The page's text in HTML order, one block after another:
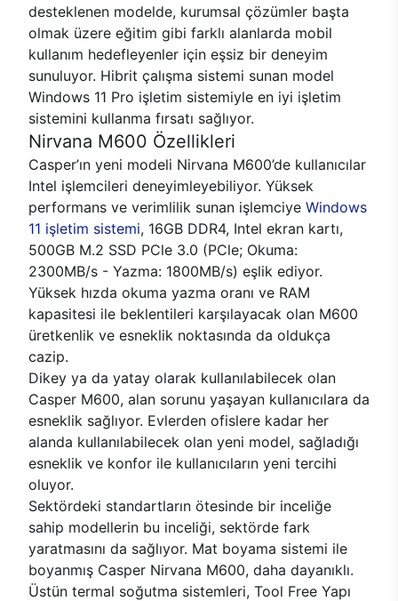
desteklenen modelde, kurumsal çözümler başta
olmak üzere eğitim gibi farklı alanlarda mobil
kullanım hedefleyenler için eşsiz bir deneyim
sunuluyor. Hibrit çalışma sistemi sunan model
Windows 11 Pro işletim sistemiyle en iyi işletim
sistemini kullanma fırsatı sağlıyor.
Nirvana M600 Özellikleri
Casper’ın yeni modeli Nirvana M600’de kullanıcılar
Intel işlemcileri deneyimleyebiliyor. Yüksek
performans ve verimlilik sunan işlemciye Windows
11 işletim sistemi, 16GB DDR4, Intel ekran kartı,
500GB M.2 SSD PCle 3.0 (PCle; Okuma:
2300MB/s - Yazma: 1800MB/s) eşlik ediyor.
Yüksek hızda okuma yazma oranı ve RAM
kapasitesi ile beklentileri karşılayacak olan M600
üretkenlik ve esneklik noktasında da oldukça
cazip.
Dikey ya da yatay olarak kullanılabilecek olan
Casper M600, alan sorunu yaşayan kullanıcılara da
esneklik sağlıyor. Evlerden ofislere kadar her
alanda kullanılabilecek olan yeni model, sağladığı
esneklik ve konfor ile kullanıcıların yeni tercihi
oluyor.
Sektördeki standartların ötesinde bir inceliğe
sahip modellerin bu inceliği, sektörde fark
yaratmasını da sağlıyor. Mat boyama sistemi ile
boyanmış Casper Nirvana M600, daha dayanıklı.
Üstün termal soğutma sistemleri, Tool Free Yapı